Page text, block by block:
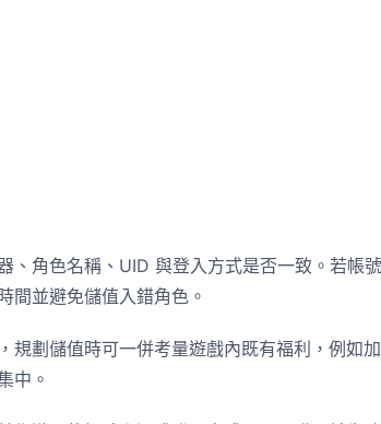
、角色名稱、UID 與登入方式是否一致。若帳
間並避免儲值入錯角色。
規劃儲值時可一併考量遊戲內既有福利，例如
中。